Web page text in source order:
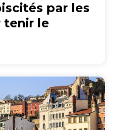
par les
tenir le